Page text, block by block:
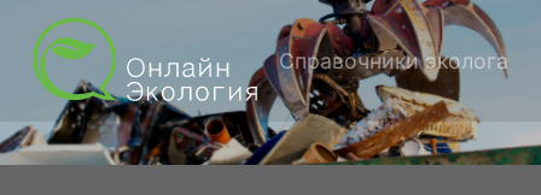
Справочники эколога